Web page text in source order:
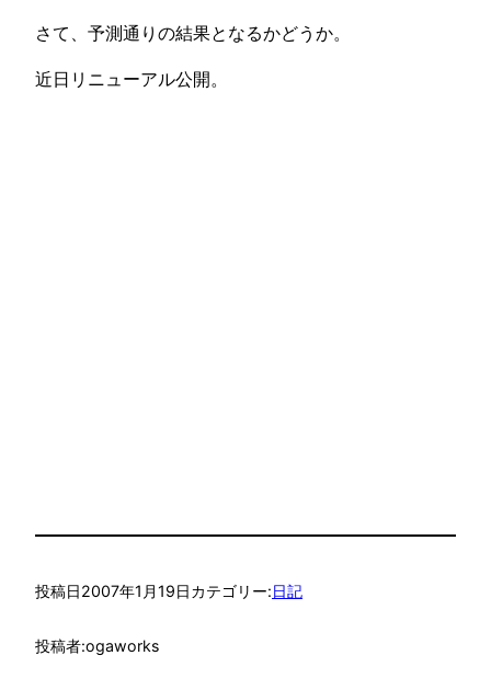
さて、予測通りの結果となるかどうか。
近日リニューアル公開。
投稿日2007年1月19日カテゴリー:日記
投稿者:ogaworks